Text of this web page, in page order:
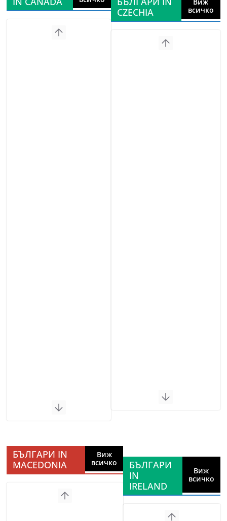
CZECHIA
всичко
БЪЛГАРИ IN
MACEDONIA
Виж
всичко
БЪЛГАРИ
IN
IRELAND
Виж
всичко